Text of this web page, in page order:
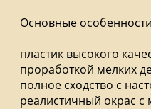
Основные
пластик высокого
проработкой мелких
полное сходство с
реалистичный окрас